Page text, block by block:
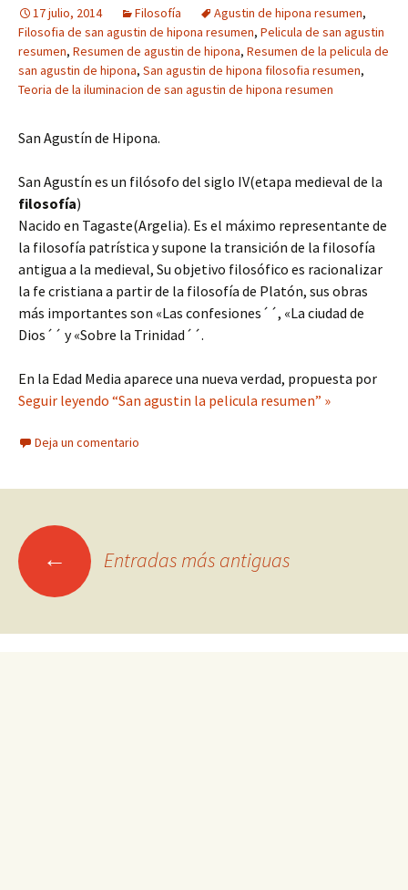
17 julio, 2014 Filosofía Agustin de hipona resumen,
Filosofia de san agustin de hipona resumen, Pelicula de san agustin
resumen, Resumen de agustin de hipona, Resumen de la pelicula de
san agustin de hipona, San agustin de hipona filosofia resumen,
Teoria de la iluminacion de san agustin de hipona resumen
San Agustín de Hipona.
San Agustín es un filósofo del siglo IV(etapa medieval de la
filosofía)
Nacido en Tagaste(Argelia). Es el máximo representante de
la filosofía patrística y supone la transición de la filosofía
antigua a la medieval, Su objetivo filosófico es racionalizar
la fe cristiana a partir de la filosofía de Platón, sus obras
más importantes son «Las confesiones´´, «La ciudad de
Dios´´ y «Sobre la Trinidad´´.
En la Edad Media aparece una nueva verdad, propuesta por
Seguir leyendo “San agustin la pelicula resumen” »
Deja un comentario
Ir ← Entradas más antiguas